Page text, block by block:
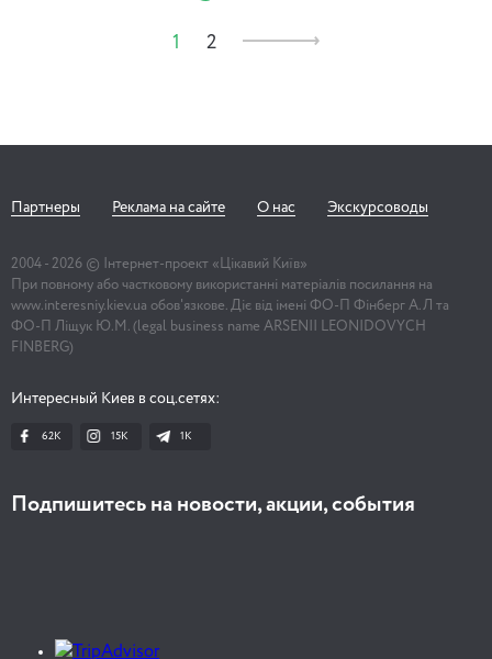
1 2
Партнеры Реклама на сайте О нас Экскурсоводы
2004 - 2026 © Інтернет-проект «Цікавий Київ»
При повному або частковому використанні матеріалів посилання на
www.interesniy.kiev.ua обов'язкове. Діє від імені ФО-П Фінберг А.Л та
ФО-П Ліщук Ю.М. (legal business name ARSENII LEONIDOVYCH
FINBERG)
Интересный Киев в соц.сетях:
62K 15K 1К
Подпишитесь на новости, акции, события